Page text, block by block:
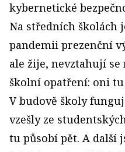
kybernetické
Na středních školách
pandemii prezenční
ale žije, nevztahují
školní opatření: oni
V budově školy
vzešly ze
tu působí pět. A další